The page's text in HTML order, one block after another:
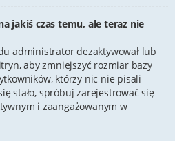
jakiś czas temu, ale teraz nie
administrator dezaktywował lub
aby zmniejszyć rozmiar bazy
którzy nic nie pisali
stało, spróbuj zarejestrować się
i zaangażowanym w